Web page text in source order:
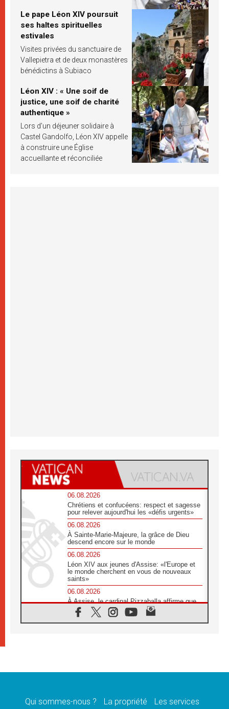
Le pape Léon XIV poursuit
ses haltes spirituelles
estivales
Visites privées du sanctuaire de
Vallepietra et de deux monastères
bénédictins à Subiaco
Léon XIV : « Une soif de
justice, une soif de charité
authentique »
Lors d’un déjeuner solidaire à
Castel Gandolfo, Léon XIV appelle
à construire une Église
accueillante et réconciliée
06.08.2026
Chrétiens et confucéens: respect et sagesse
pour relever aujourd'hui les «défis urgents»
06.08.2026
À Sainte-Marie-Majeure, la grâce de Dieu
descend encore sur le monde
06.08.2026
Léon XIV aux jeunes d'Assise: «l'Europe et
le monde cherchent en vous de nouveaux
saints»
06.08.2026
À Assise, le cardinal Pizzaballa affirme que
«les chrétiens veulent la paix»
06.08.2026
message de paix et de dignité humaine»
Qui sommes-nous ? La propriété Les services